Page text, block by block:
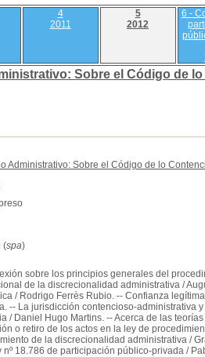
4
2011
5
2012
6 -
Sobre el Código de
Administrativo: Sobre el Código de lo
(spa)
sobre los principios generales del
de la discrecionalidad administrativa /
/ Rodrigo Ferrès Rubio. -- Confianza
-- La jurisdicción contencioso-administrativa
/ Daniel Hugo Martins. -- Acerca de las
o retiro de los actos en la ley de
de la discrecionalidad administrativa /
nº 18.786 de participación público-privada /